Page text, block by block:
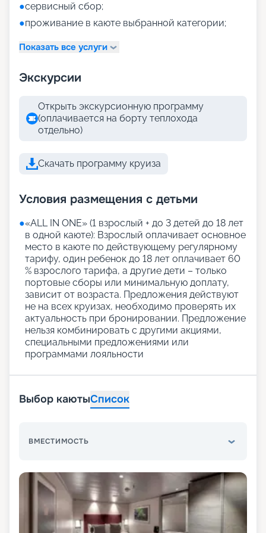
●сервисный сбор;
●проживание в каюте выбранной категории;
Показать все услуги
Экскурсии
Открыть экскурсионную программу
(оплачивается на борту теплохода
отдельно)
Скачать программу круиза
Условия размещения с детьми
●«АLL IN ONE» (1 взрослый + до 3 детей до 18 лет
в одной каюте): Взрослый оплачивает основное
место в каюте по действующему регулярному
тарифу, один ребенок до 18 лет оплачивает 60
% взрослого тарифа, а другие дети – только
портовые сборы или минимальную доплату,
зависит от возраста. Предложения действуют
не на всех круизах, необходимо проверять их
актуальность при бронировании. Предложение
нельзя комбинировать с другими акциями,
специальными предложениями или
программами лояльности
Выбор каютыСписок
ВМЕСТИМОСТЬ